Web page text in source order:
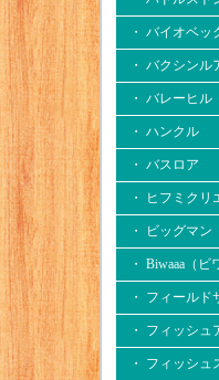
・ バイオベッ
・ バクシンル
・ バレーヒル
・ ハンクル
・ バスロア
・ ヒフミク
・ ビッグマン
・ Biwaaa（ビ
・ フィールド
・ フィッシュ
・ フィッシュ